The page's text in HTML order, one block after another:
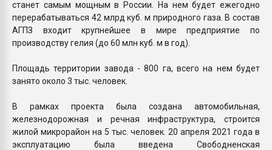
станет самым мощным в России. На нем будет ежегодно
перерабатываться 42 млрд куб. м природного газа. В состав
АГПЗ входит крупнейшее в мире предприятие по
производству гелия (до 60 млн куб. м в год).
Площадь территории завода - 800 га, всего на нем будет
занято около 3 тыс. человек.
В рамках проекта была создана автомобильная,
железнодорожная и речная инфраструктура, строится
жилой микрорайон на 5 тыс. человек. 20 апреля 2021 года в
эксплуатацию была введена Свободненская